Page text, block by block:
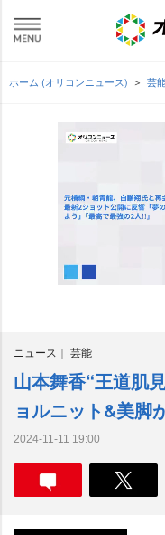
ホーム (オリコンニュース) 芸
ニュース 芸能
山本舞香“王道肌
ョルニット&美脚
2024-11-11 19:00